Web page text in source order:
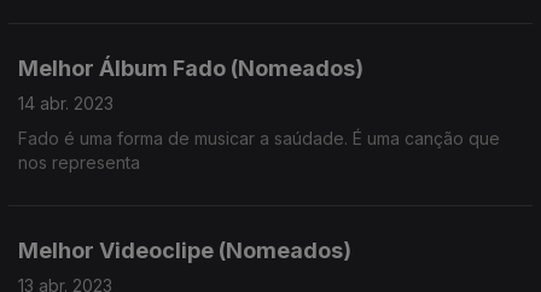
Melhor Álbum Fado (Nomeados)
14 abr. 2023
Fado é uma forma de musicar a saúdade. É uma canção que
nos representa
Melhor Videoclipe (Nomeados)
13 abr. 2023